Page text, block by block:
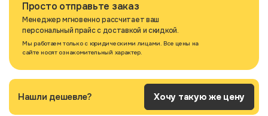
Просто отправьте заказ
Менеджер мгновенно рассчитает ваш
персональный прайс с доставкой и скидкой.
Мы работаем только с юридическими лицами. Все цены на
сайте носят ознакомительный характер.
Нашли дешевле? Хочу такую же цену